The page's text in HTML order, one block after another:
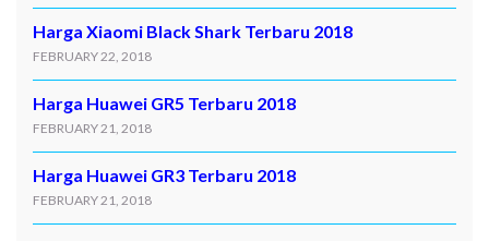
Harga Xiaomi Black Shark Terbaru 2018
FEBRUARY 22, 2018
Harga Huawei GR5 Terbaru 2018
FEBRUARY 21, 2018
Harga Huawei GR3 Terbaru 2018
FEBRUARY 21, 2018